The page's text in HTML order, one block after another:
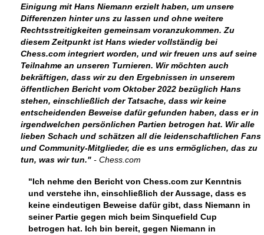
Einigung mit Hans Niemann erzielt haben, um unsere
Differenzen hinter uns zu lassen und ohne weitere
Rechtsstreitigkeiten gemeinsam voranzukommen. Zu
diesem Zeitpunkt ist Hans wieder vollständig bei
Chess.com integriert worden, und wir freuen uns auf seine
Teilnahme an unseren Turnieren. Wir möchten auch
bekräftigen, dass wir zu den Ergebnissen in unserem
öffentlichen Bericht vom Oktober 2022 bezüglich Hans
stehen, einschließlich der Tatsache, dass wir keine
entscheidenden Beweise dafür gefunden haben, dass er in
irgendwelchen persönlichen Partien betrogen hat. Wir alle
lieben Schach und schätzen all die leidenschaftlichen Fans
und Community-Mitglieder, die es uns ermöglichen, das zu
tun, was wir tun."- Chess.com
"Ich nehme den Bericht von Chess.com zur Kenntnis
und verstehe ihn, einschließlich der Aussage, dass es
keine eindeutigen Beweise dafür gibt, dass Niemann in
seiner Partie gegen mich beim Sinquefield Cup
betrogen hat. Ich bin bereit, gegen Niemann in